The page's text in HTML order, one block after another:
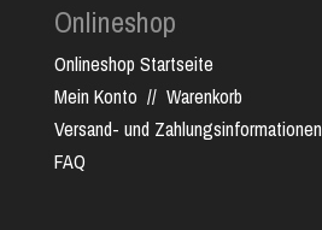
Onlineshop
Onlineshop Startseite
Mein Konto // Warenkorb
Versand- und Zahlungsinformationen
FAQ